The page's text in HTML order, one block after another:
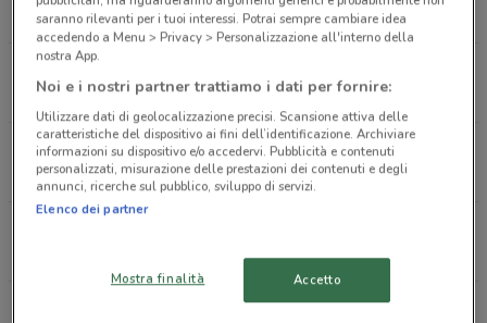
3.5 km
VIA PESCIA, 349 Modena
3.8 km
VIA GIARDINI, 1305 Modena
6.8 km
Tutti i negozi Ferplast
saranno rilevanti per i tuoi interessi. Potrai sempre cambiare idea
accedendo a Menu > Privacy > Personalizzazione all'interno della
nostra App.
Noi e i nostri partner trattiamo i dati per fornire:
Utilizzare dati di geolocalizzazione precisi. Scansione attiva delle
caratteristiche del dispositivo ai fini dell’identificazione. Archiviare
informazioni su dispositivo e/o accedervi. Pubblicità e contenuti
personalizzati, misurazione delle prestazioni dei contenuti e degli
annunci, ricerche sul pubblico, sviluppo di servizi.
Elenco dei partner
Mostra finalità Accetto